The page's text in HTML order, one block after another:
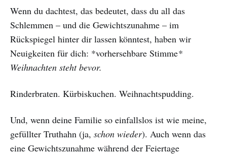
Wenn du dachtest, das bedeutet, dass du all das
Schlemmen – und die Gewichtszunahme – im
Rückspiegel hinter dir lassen könntest, haben wir
Neuigkeiten für dich: *vorhersehbare Stimme*
Weihnachten steht bevor.
Rinderbraten. Kürbiskuchen. Weihnachtspudding.
Und, wenn deine Familie so einfallslos ist wie meine,
gefüllter Truthahn (ja, schon wieder). Auch wenn das
eine Gewichtszunahme während der Feiertage